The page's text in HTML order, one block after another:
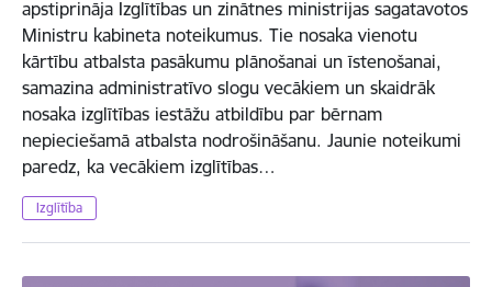
apstiprināja Izglītības un zinātnes ministrijas sagatavotos
Ministru kabineta noteikumus. Tie nosaka vienotu
kārtību atbalsta pasākumu plānošanai un īstenošanai,
samazina administratīvo slogu vecākiem un skaidrāk
nosaka izglītības iestāžu atbildību par bērnam
nepieciešamā atbalsta nodrošināšanu. Jaunie noteikumi
paredz, ka vecākiem izglītības…
Izglītība